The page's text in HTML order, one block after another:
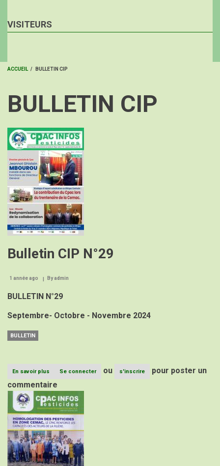
VISITEURS
D'ARIANE
ACCUEIL / BULLETIN CIP
BULLETIN CIP
Image
Bulletin CIP N°29
1 année ago Byadmin
BULLETIN N°29
Septembre- Octobre - Novembre 2024
BULLETIN
En savoir plus
Bulletin
CIP
N°29
Se connecter ou s'inscrire
pour poster un
commentaire
Image